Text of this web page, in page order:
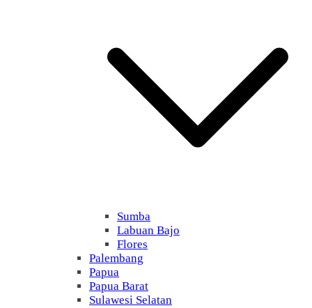
Sumba
Labuan Bajo
Flores
Palembang
Papua
Papua Barat
Sulawesi Selatan